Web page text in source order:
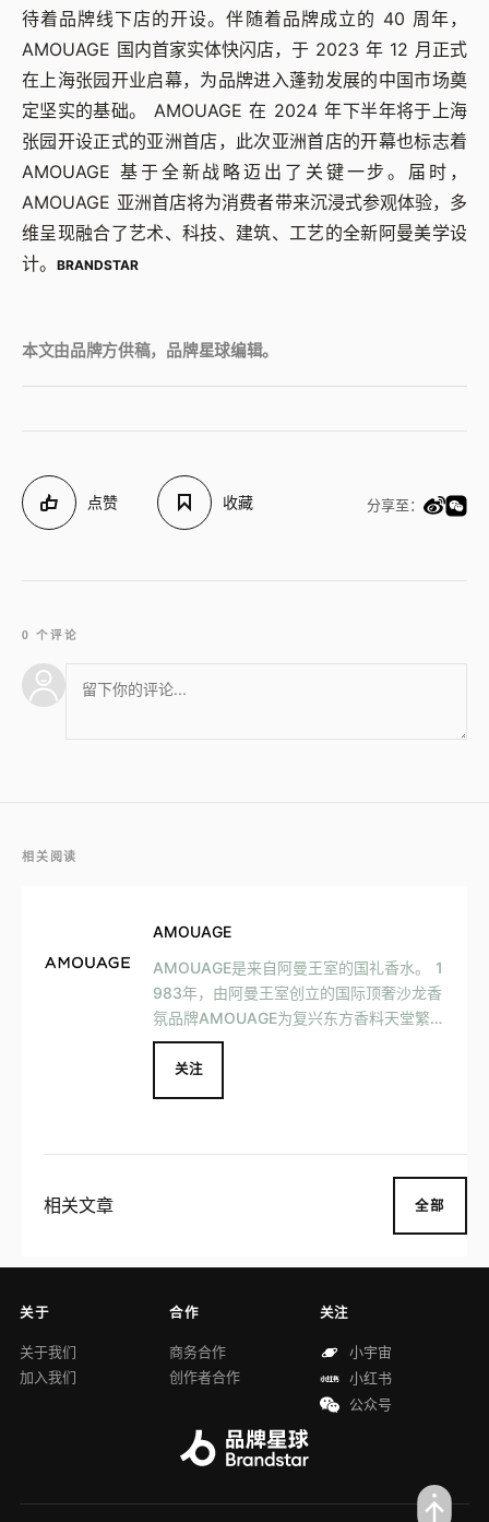
待着品牌线下店的开设。伴随着品牌成立的 40 周年，
AMOUAGE 国内首家实体快闪店，于 2023 年 12 月正式
在上海张园开业启幕，为品牌进入蓬勃发展的中国市场奠
定坚实的基础。 AMOUAGE 在 2024 年下半年将于上海
张园开设正式的亚洲首店，此次亚洲首店的开幕也标志着
AMOUAGE 基于全新战略迈出了关键一步。届时，
AMOUAGE 亚洲首店将为消费者带来沉浸式参观体验，多
维呈现融合了艺术、科技、建筑、工艺的全新阿曼美学设
计。
BRANDSTAR
本文由品牌方供稿，品牌星球编辑。
点赞 收藏 分享至：
0 个评论
相关阅读
AMOUAGE
AMOUAGE是来自阿曼王室的国礼香水。 1
983年，由阿曼王室创立的国际顶奢沙龙香
氛品牌AMOUAGE为复兴东方香料天堂繁华
而生。品牌不设成本预算上限，集齐东方三
圣贤献给耶稣诞生的贺礼，以黄金为饰，上
等银乳香、没药入香，配合古法制香工艺许
关注
相关文章 全部
关于
关于我们
加入我们
合作
商务合作
创作者合作
关注
小宇宙
小红书
公众号